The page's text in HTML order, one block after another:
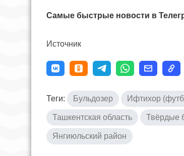
Самые быстрые новости в
Источник
Теги: Бульдозер Ифтихор
Ташкентская область Твёрдые
Янгиюльский район